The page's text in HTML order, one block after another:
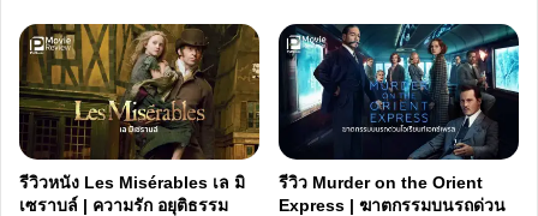
รีวิวหนัง Les Misérables เล มิ
เซราบล์ | ความรัก อยุติธรรม
รีวิว Murder on the Orient
Express | ฆาตกรรมบนรถด่วน